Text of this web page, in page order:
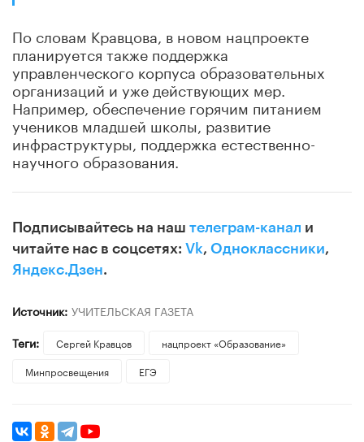
По словам Кравцова, в новом нацпроекте
планируется также поддержка
управленческого корпуса образовательных
организаций и уже действующих мер.
Например, обеспечение горячим питанием
учеников младшей школы, развитие
инфраструктуры, поддержка естественно-
научного образования.
Подписывайтесь на наш телеграм-канал и
читайте нас в соцсетях: Vk, Одноклассники,
Яндекс.Дзен.
Источник: УЧИТЕЛЬСКАЯ ГАЗЕТА
Теги:
Сергей Кравцов
нацпроект «Образование»
Минпросвещения
ЕГЭ